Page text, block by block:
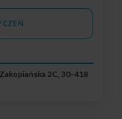
2C, 30-418